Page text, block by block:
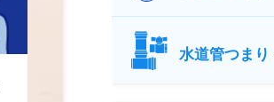
水道管つま